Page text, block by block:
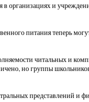
организациях и
питания теперь
читальных и
но группы
представлений и